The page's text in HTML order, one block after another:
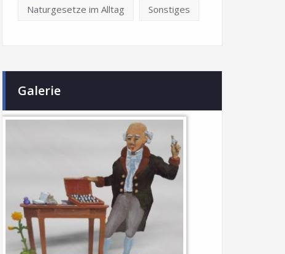
Naturgesetze im Alltag Sonstiges
Galerie